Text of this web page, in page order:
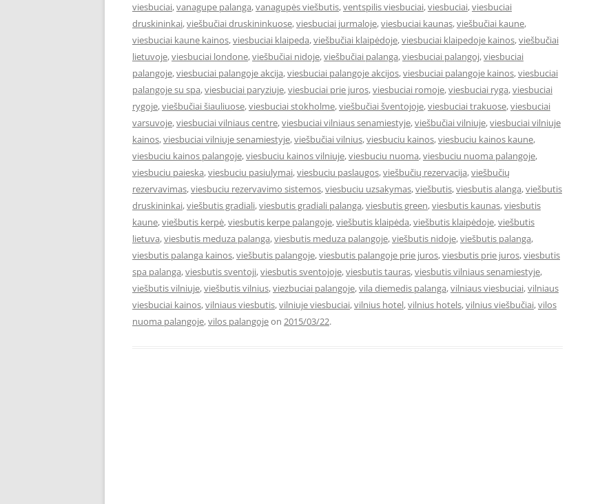
viesbuciai,vanagupe palanga,vanagupės viešbutis,ventspilis viesbuciai,viesbuciai,viesbuciai
druskininkai,viešbučiai druskininkuose,viesbuciai jurmaloje,viesbuciai kaunas,viešbučiai kaune,
viesbuciai kaune kainos,viesbuciai klaipeda,viešbučiai klaipėdoje,viesbuciai klaipedoje kainos,viešbučiai
lietuvoje,viesbuciai londone,viešbučiai nidoje,viešbučiai palanga,viesbuciai palangoj,viesbuciai
palangoje,viesbuciai palangoje akcija,viesbuciai palangoje akcijos,viesbuciai palangoje kainos,viesbuciai
palangoje su spa,viesbuciai paryziuje,viesbuciai prie juros,viesbuciai romoje,viesbuciai ryga,viesbuciai
rygoje,viešbučiai šiauliuose,viesbuciai stokholme,viešbučiai šventojoje,viesbuciai trakuose,viesbuciai
varsuvoje,viesbuciai vilniaus centre,viesbuciai vilniaus senamiestyje,viešbučiai vilniuje,viesbuciai vilniuje
kainos,viesbuciai vilniuje senamiestyje,viešbučiai vilnius,viesbuciu kainos,viesbuciu kainos kaune,
viesbuciu kainos palangoje,viesbuciu kainos vilniuje,viesbuciu nuoma,viesbuciu nuoma palangoje,
viesbuciu paieska,viesbuciu pasiulymai,viesbuciu paslaugos,viešbučių rezervacija,viešbučių
rezervavimas,viesbuciu rezervavimo sistemos,viesbuciu uzsakymas,viešbutis,viesbutis alanga,viešbutis
druskininkai,viešbutis gradiali,viesbutis gradiali palanga,viesbutis green,viesbutis kaunas,viesbutis
kaune,viešbutis kerpė,viesbutis kerpe palangoje,viešbutis klaipėda,viešbutis klaipėdoje,viešbutis
lietuva,viesbutis meduza palanga,viesbutis meduza palangoje,viešbutis nidoje,viešbutis palanga,
viesbutis palanga kainos,viešbutis palangoje,viesbutis palangoje prie juros,viesbutis prie juros,viesbutis
spa palanga,viesbutis sventoji,viesbutis sventojoje,viesbutis tauras,viesbutis vilniaus senamiestyje,
viešbutis vilniuje,viešbutis vilnius,viezbuciai palangoje,vila diemedis palanga,vilniaus viesbuciai,vilniaus
viesbuciai kainos,vilniaus viesbutis,vilniuje viesbuciai,vilnius hotel,vilnius hotels,vilnius viešbučiai,vilos
nuoma palangoje,vilos palangojeon 2015/03/22.